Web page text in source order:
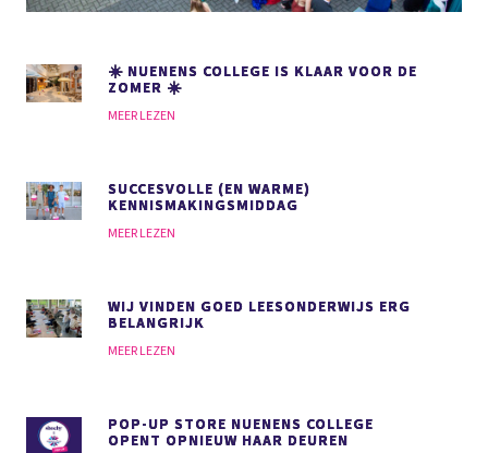
☀️ NUENENS COLLEGE IS KLAAR VOOR DE
ZOMER ☀️
MEER LEZEN
SUCCESVOLLE (EN WARME)
KENNISMAKINGSMIDDAG
MEER LEZEN
WIJ VINDEN GOED LEESONDERWIJS ERG
BELANGRIJK
MEER LEZEN
POP-UP STORE NUENENS COLLEGE
OPENT OPNIEUW HAAR DEUREN